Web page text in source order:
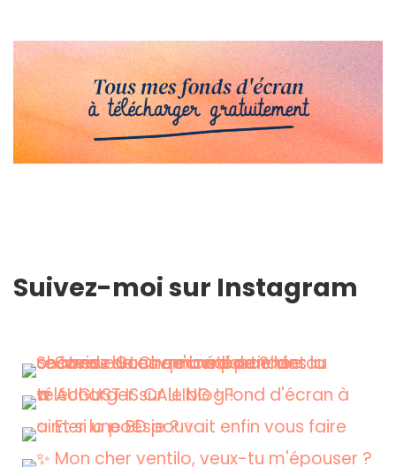
Suivez-moi sur Instagram